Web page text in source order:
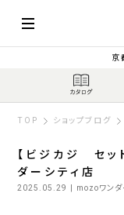
京
TOP ショップブログ
【ビジカジ セッ
ダーシティ店
2025.05.29 | mozoワンダ